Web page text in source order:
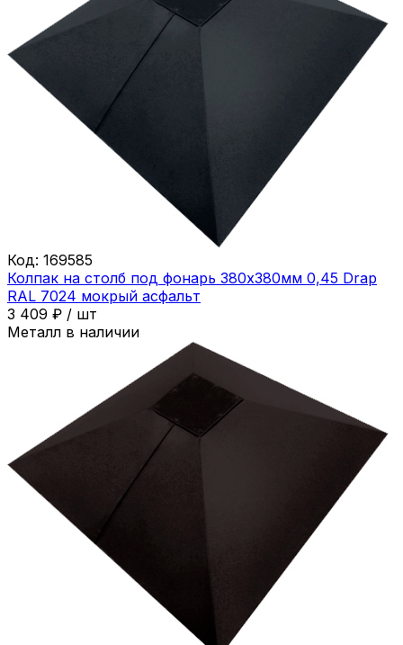
Код: 169585
Колпак на столб под фонарь 380х380мм 0,45 Drap
RAL 7024 мокрый асфальт
3 409 ₽ / шт
Металл в наличии